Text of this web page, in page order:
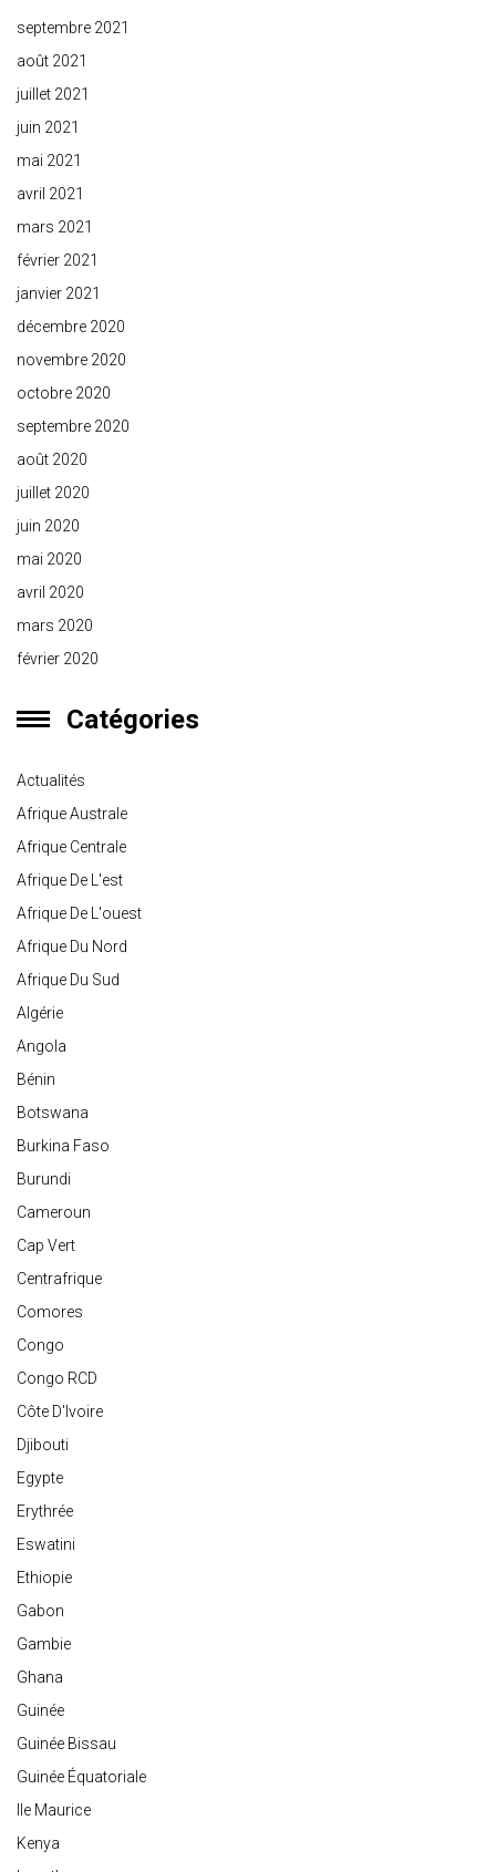
septembre 2021
août 2021
juillet 2021
juin 2021
mai 2021
avril 2021
mars 2021
février 2021
janvier 2021
décembre 2020
novembre 2020
octobre 2020
septembre 2020
août 2020
juillet 2020
juin 2020
mai 2020
avril 2020
mars 2020
février 2020
Catégories
Actualités
Afrique Australe
Afrique Centrale
Afrique De L'est
Afrique De L'ouest
Afrique Du Nord
Afrique Du Sud
Algérie
Angola
Bénin
Botswana
Burkina Faso
Burundi
Cameroun
Cap Vert
Centrafrique
Comores
Congo
Congo RCD
Côte D'Ivoire
Djibouti
Egypte
Erythrée
Eswatini
Ethiopie
Gabon
Gambie
Ghana
Guinée
Guinée Bissau
Guinée Équatoriale
Ile Maurice
Kenya